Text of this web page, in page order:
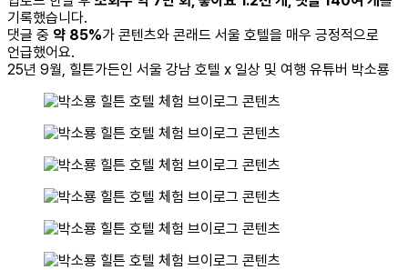
기록했습니다.
댓글 중 약 85%가 콘텐츠와 콘래드 서울 호텔을 매우 긍정적으로
언급했어요.
25년 9월, 힐튼가든인 서울 강남 호텔 x 일상 및 여행 유튜버 박소룡